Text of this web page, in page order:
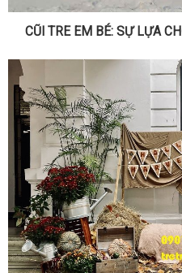
CŨI TRE EM BÉ: SỰ LỰA